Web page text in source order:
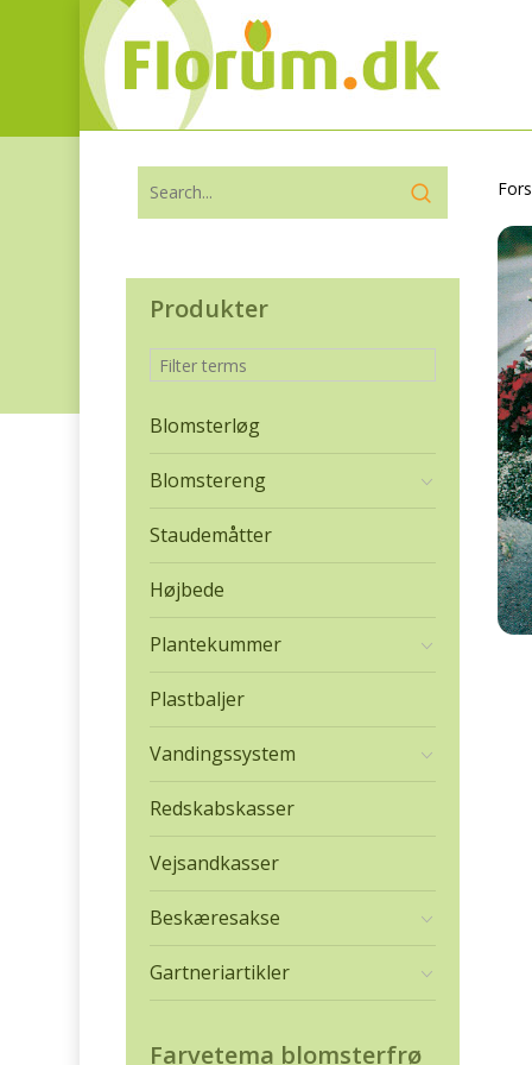
Produkter
Blomsterløg
Blomstereng
Staudemåtter
Højbede
Plantekummer
Plastbaljer
Vandingssystem
Redskabskasser
Vejsandkasser
Beskæresakse
Gartneriartikler
Farvetema blomsterfrø